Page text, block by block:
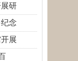
研
念
展